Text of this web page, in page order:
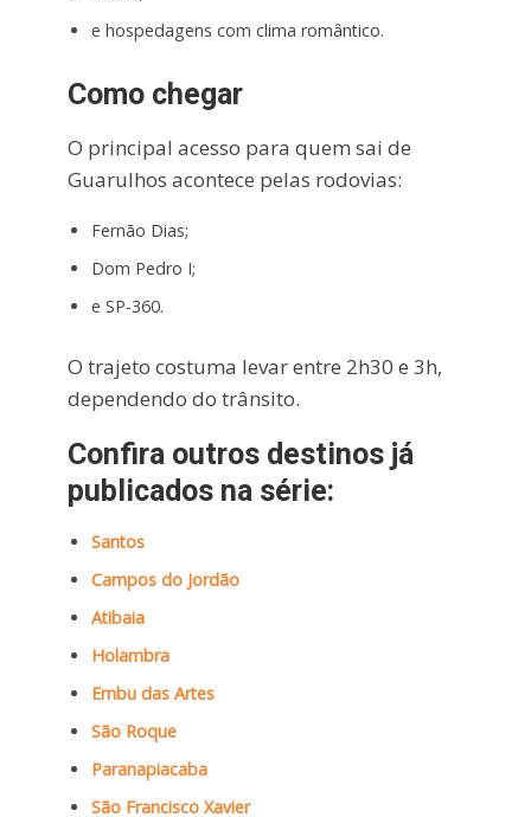
e hospedagens com clima romântico.
Como chegar
O principal acesso para quem sai de
Guarulhos acontece pelas rodovias:
Fernão Dias;
Dom Pedro I;
e SP-360.
O trajeto costuma levar entre 2h30 e 3h,
dependendo do trânsito.
Confira outros destinos já
publicados na série:
Santos
Campos do Jordão
Atibaia
Holambra
Embu das Artes
São Roque
Paranapiacaba
São Francisco Xavier